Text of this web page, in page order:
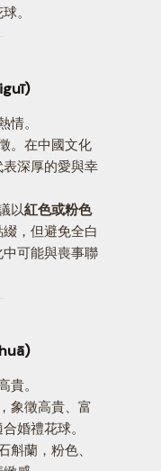
。
情。
。在中國文化
深厚的愛與幸
以紅色或粉色
，但避免全白
可能與喪事聯
貴。
象徵高貴、富
婚禮花球。
斛蘭，粉色、